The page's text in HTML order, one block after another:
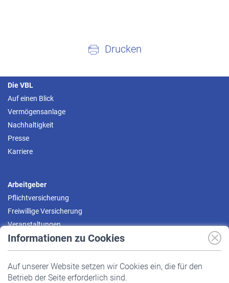
Informationen zu Cookies
Auf unserer Website setzen wir Cookies ein, die für den
Betrieb der Seite erforderlich sind.
Drucken
Die VBL
Auf einen Blick
Vermögensanlage
Nachhaltigkeit
Presse
Karriere
Arbeitgeber
Pflichtversicherung
Freiwillige Versicherung
Veranstaltungen
Pflichtversicherung